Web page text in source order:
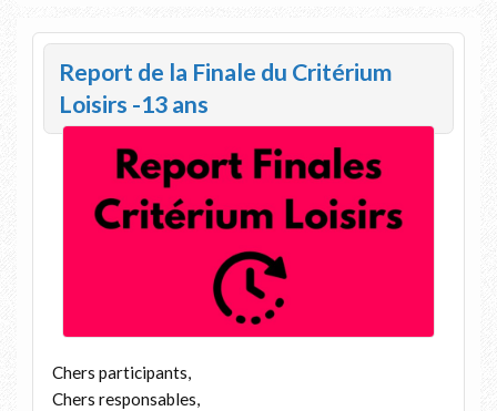
Report de la Finale du Critérium
Loisirs -13 ans
Chers participants,
Chers responsables,